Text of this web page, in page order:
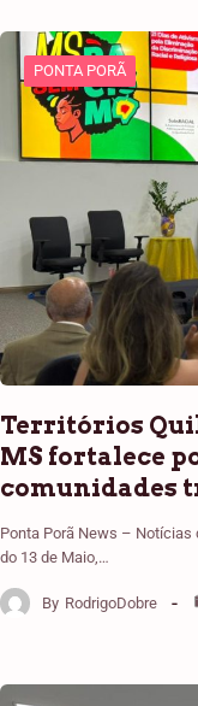
PONTA PORÃ
Territórios
MS fortalece
comunidades
Ponta Porã News – Notícias
do 13 de Maio,…
By RodrigoDobre